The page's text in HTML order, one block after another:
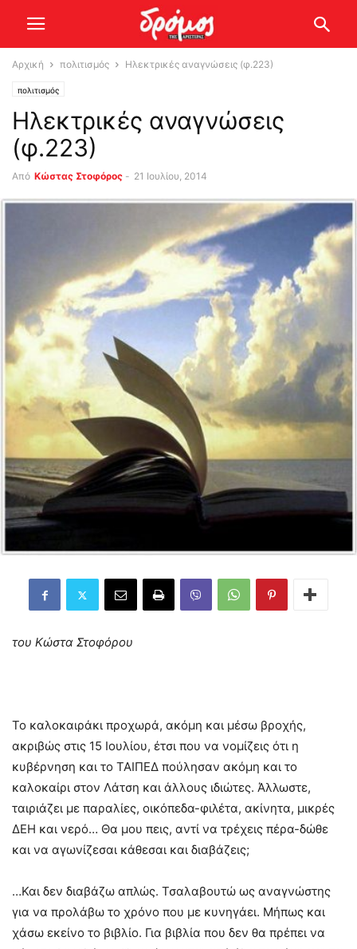
Αρχική πολιτισμός Ηλεκτρικές αναγνώσεις (φ.223)
πολιτισμός
Ηλεκτρικές αναγνώσεις
(φ.223)
Από Κώστας Στοφόρος - 21 Ιουλίου, 2014
του Κώστα Στοφόρου
Το καλοκαιράκι προχωρά, ακόμη και μέσω βροχής,
ακριβώς στις 15 Ιουλίου, έτσι που να νομίζεις ότι η
κυβέρνηση και το ΤΑΙΠΕΔ πούλησαν ακόμη και το
καλοκαίρι στον Λάτση και άλλους ιδιώτες. Άλλωστε,
ταιριάζει με παραλίες, οικόπεδα-φιλέτα, ακίνητα, μικρές
ΔΕΗ και νερό… Θα μου πεις, αντί να τρέχεις πέρα-δώθε
και να αγωνίζεσαι κάθεσαι και διαβάζεις;
…Και δεν διαβάζω απλώς. Τσαλαβουτώ ως αναγνώστης
για να προλάβω το χρόνο που με κυνηγάει. Μήπως και
χάσω εκείνο το βιβλίο. Για βιβλία που δεν θα πρέπει να